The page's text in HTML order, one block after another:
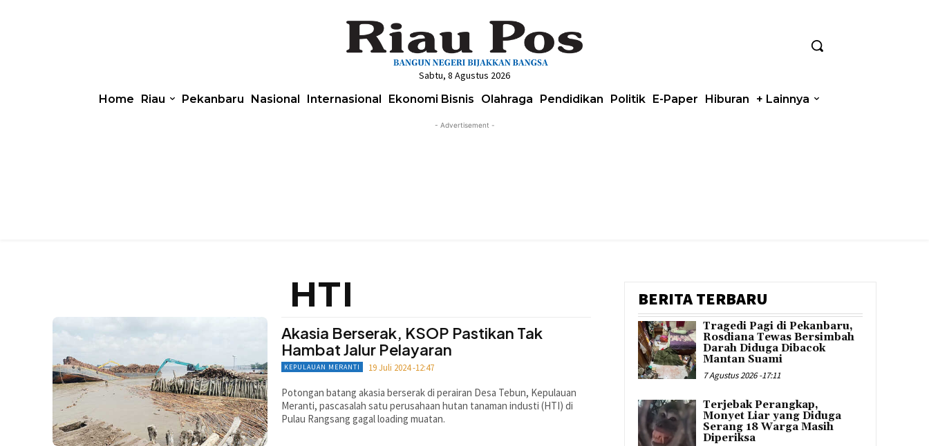
Sabtu, 8 Agustus 2026
Home Riau Pekanbaru Nasional Internasional Ekonomi Bisnis Olahraga Pendidikan Politik E-Paper Hiburan + Lainnya
- Advertisement -
HTI
Akasia Berserak, KSOP Pastikan Tak
Hambat Jalur Pelayaran
KEPULAUAN MERANTI 19 Juli 2024 -12:47
Potongan batang akasia berserak di perairan Desa Tebun, Kepulauan
Meranti, pascasalah satu perusahaan hutan tanaman industi (HTI) di
Pulau Rangsang gagal loading muatan.
BERITA TERBARU
Tragedi Pagi di Pekanbaru,
Rosdiana Tewas Bersimbah
Darah Diduga Dibacok
Mantan Suami
7 Agustus 2026 -17:11
Terjebak Perangkap,
Monyet Liar yang Diduga
Serang 18 Warga Masih
Diperiksa